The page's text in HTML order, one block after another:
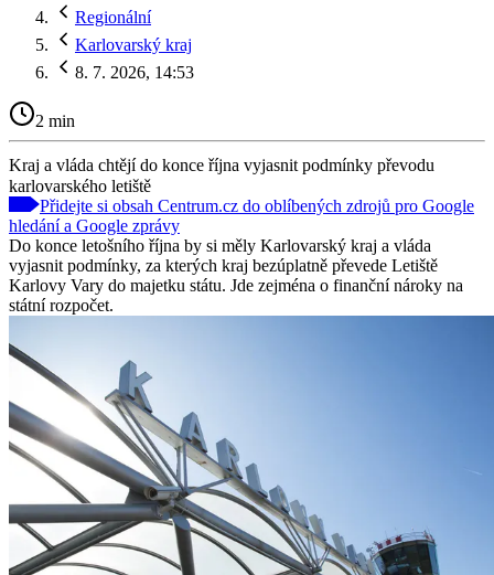
Regionální
Karlovarský kraj
8. 7. 2026, 14:53
2 min
Kraj a vláda chtějí do konce října vyjasnit podmínky převodu
karlovarského letiště
Přidejte si obsah Centrum.cz do oblíbených zdrojů pro Google
hledání a Google zprávy
Do konce letošního října by si měly Karlovarský kraj a vláda
vyjasnit podmínky, za kterých kraj bezúplatně převede Letiště
Karlovy Vary do majetku státu. Jde zejména o finanční nároky na
státní rozpočet.